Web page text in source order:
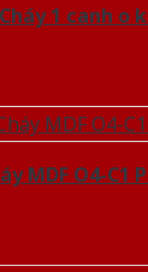
1 canh
MDF O4-C1